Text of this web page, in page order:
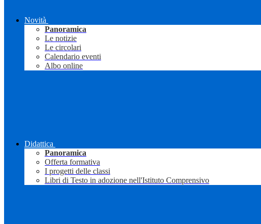
Novità
Panoramica
Le notizie
Le circolari
Calendario eventi
Albo online
Didattica
Panoramica
Offerta formativa
I progetti delle classi
Libri di Testo in adozione nell'Istituto Comprensivo